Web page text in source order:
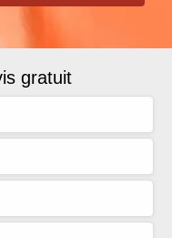
gratuit